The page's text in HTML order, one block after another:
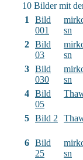
10 Bilder mit
1
Bild
001
sn
2 Bild
03
sn
3 Bild
030
sn
4 Bild
05
5 Bild 2
6 Bild
25
sn